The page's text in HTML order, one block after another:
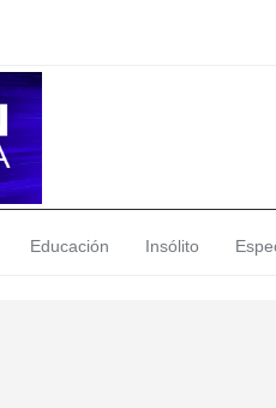
Educación Insólito